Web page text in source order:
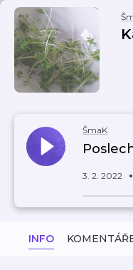
ŠmaK
3. 2. 2022
INFO